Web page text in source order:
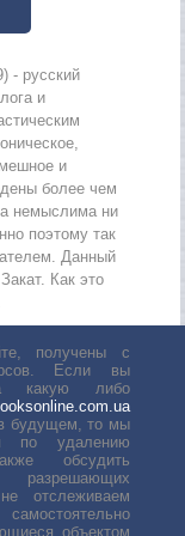
- русский
и
и
более чем
немыслима ни
поэтому так
Данный
Как это
получены с
Если вы
какую либо
будущем, то мы
по удалению
обсудить
разрешающих
отслеживаем
объектом